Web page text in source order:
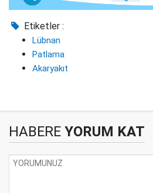
Etiketler :
Lübnan
Patlama
Akaryakıt
HABERE YORUM KAT